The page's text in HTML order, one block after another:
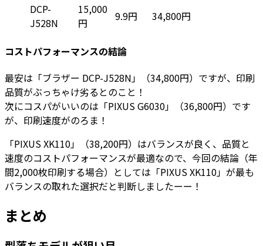
DCP-
J528N
15,000
円
9.9円 34,800円
コストパフォーマンスの結論
最安は「ブラザー DCP-J528N」（34,800円）ですが、印刷
品質がぶっちゃけ劣るとのこと！
次にコスパがいいのは「PIXUS G6030」（36,800円）です
が、印刷速度がのろま！
「PIXUS XK110」（38,200円）はバランスが良く、品質と
速度のコストパフォーマンスが最適なので、今回の結論（年
間2,000枚印刷する場合）としては「PIXUS XK110」が最も
バランスの取れた選択だと判断しましたーー！
まとめ